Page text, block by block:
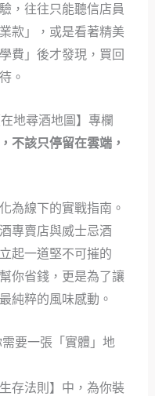
，往往只能聽信店員
款」，或是看著精美
費」後才發現，買回
。
地尋酒地圖】專欄
不該只停留在雲端，
為線下的實戰指南。
專賣店與威士忌酒
起一道堅不可摧的
你省錢，更是為了讓
純粹的風味感動。
要一張「實體」地
存法則】中，為你裝